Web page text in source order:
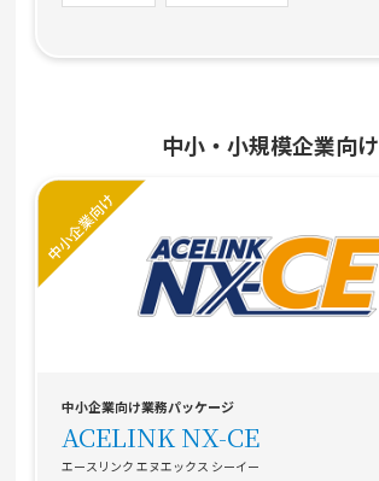
中小・小規模企業向け
中小企業向け業務パッケージ
ACELINK NX-CE
エースリンク エヌエックス シーイー